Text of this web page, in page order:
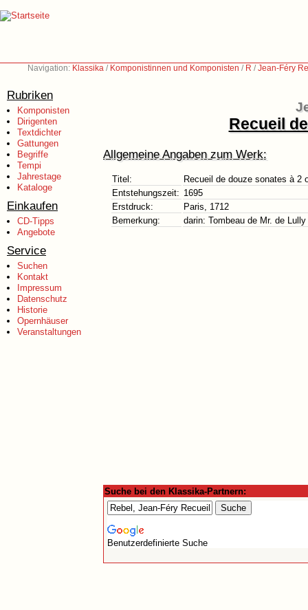
Navigation: Klassika / Komponistinnen und Komponisten / R /Jean-Féry
Rubriken
Komponisten
Dirigenten
Textdichter
Gattungen
Begriffe
Tempi
Jahrestage
Kataloge
Einkaufen
CD-Tipps
Angebote
Service
Suchen
Kontakt
Impressum
Datenschutz
Historie
Opernhäuser
Veranstaltungen
Recueil
Allgemeine Angaben zum Werk:
Titel:
Recueil de douze sonates à 2
Entstehungszeit: 1695
Erstdruck:
Paris, 1712
Bemerkung:
darin: Tombeau de Mr. de Lully
Suche bei den Klassika-Partnern:
Benutzerdefinierte Suche